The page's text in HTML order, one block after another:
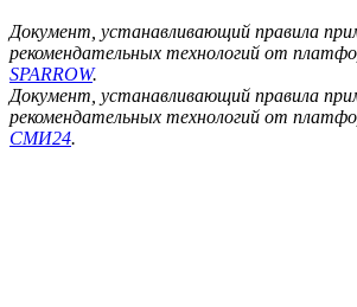
Документ, устанавливающий правила
рекомендательных технологий от
SPARROW.
Документ, устанавливающий правила
рекомендательных технологий от
СМИ24.